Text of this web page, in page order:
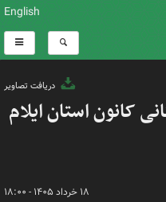
English
دریافت تصاویر
کانون استان ایلام
۱۸ خرداد ۱۴۰۵ - ۱۸:۰۰